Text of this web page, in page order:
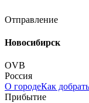
Отправление
Новосибирск
OVB
Россия
О городеКак
Прибытие